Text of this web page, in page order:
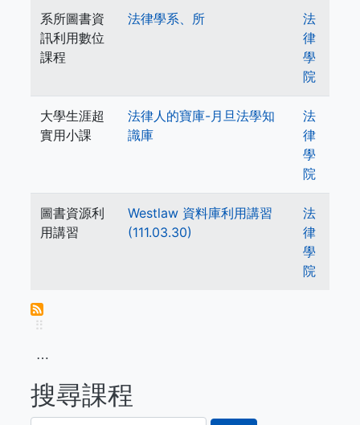
系所圖書資
訊利用數位
課程
法律學系、所
法
律
學
院
大學生涯超
實用小課
法律人的寶庫-月旦法學知
識庫
法
律
學
院
圖書資源利
用講習
Westlaw 資料庫利用講習
(111.03.30)
法
律
學
院
⠿
⋯
搜尋課程